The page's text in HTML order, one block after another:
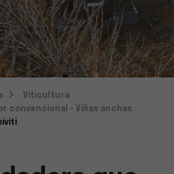
Viticultura
convencional - Viñas anchas